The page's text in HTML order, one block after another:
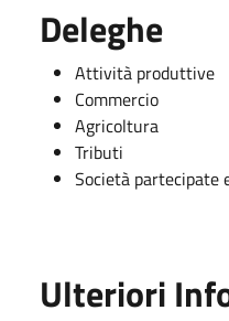
Deleghe
Attività produttive
Commercio
Agricoltura
Tributi
Società partecipate
Ulteriori